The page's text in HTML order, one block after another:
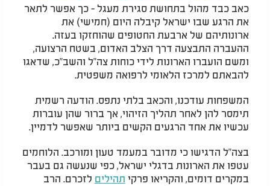
כאב כבד מהול בתחושת סגירת מעגל - כך אפשר לתאר
את הרגע שבו ישראל קיבלה היום (חמישי) את
ארונותיהם של ארבעת החטופים שהוחזקו בעזה.
ההעברה התבצעה דרך הצלב האדום, בשטח הרצועה,
ומשם הועברו הארונות לידי כוחות צה"ל והשב"כ, שדאגו
להבאתם למרכז הלאומי לרפואה משפטית.
המשפחות עודכנו, והכאב בלתי נתפס. הודעה רשמית
תימסר להן לאחר תהליך הזיהוי, אך ברור שהן עוברות
עכשיו את אחד הרגעים הקשים ביותר שאפשר לדמיין.
בצה"ל הדגישו כי מדובר במעמד טעון ומורכב. הלוחמים
עטפו את הארונות בדגלי ישראל, כפי שנעשה גם בעבר
במקרים דומים, והקריאו פרקי תהילים לזכרם. הרב